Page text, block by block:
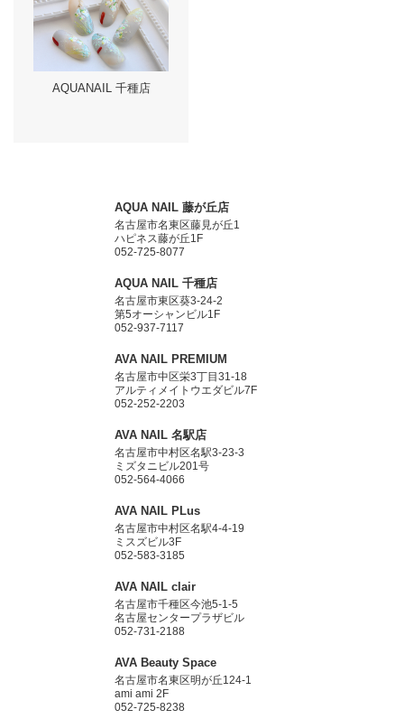
AQUANAIL 千種店
AQUA NAIL 藤が丘店
名古屋市名東区藤見が丘1
ハピネス藤が丘1F
052-725-8077
AQUA NAIL 千種店
名古屋市東区葵3-24-2
第5オーシャンビル1F
052-937-7117
AVA NAIL PREMIUM
名古屋市中区栄3丁目31-18
アルティメイトウエダビル7F
052-252-2203
AVA NAIL 名駅店
名古屋市中村区名駅3-23-3
ミズタニビル201号
052-564-4066
AVA NAIL PLus
名古屋市中村区名駅4-4-19
ミスズビル3F
052-583-3185
AVA NAIL clair
名古屋市千種区今池5-1-5
名古屋センタープラザビル
052-731-2188
AVA Beauty Space
名古屋市名東区明が丘124-1
ami ami 2F
052-725-8238